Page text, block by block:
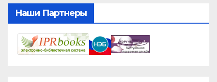
Наши Партнеры